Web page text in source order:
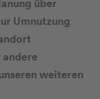
über
Umnutzung
weiteren